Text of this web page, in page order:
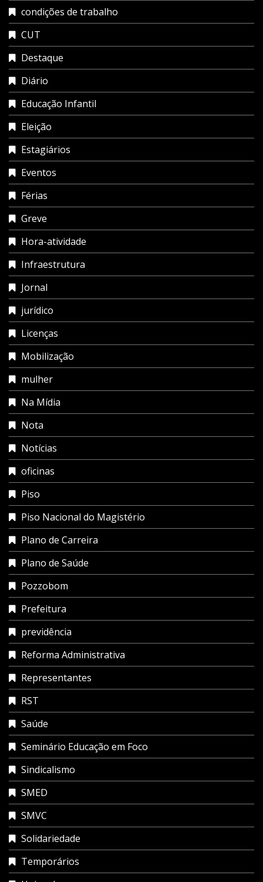
condições de trabalho
CUT
Destaque
Diário
Educação Infantil
Eleição
Estagiários
Eventos
Férias
Greve
Hora-atividade
Infraestrutura
Jornal
jurídico
Licenças
Mobilização
mulher
Na Mídia
Nota
Notícias
oficinas
Piso
Piso Nacional do Magistério
Plano de Carreira
Plano de Saúde
Pozzobom
Prefeitura
previdência
Reforma Administrativa
Representantes
RST
Saúde
Seminário Educação em Foco
Sindicalismo
SMED
SMVC
Solidariedade
Temporários